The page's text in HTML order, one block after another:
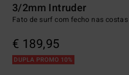
3/2mm Intruder
Fato de surf com fecho nas
€ 189,95
DUPLA PROMO 10%